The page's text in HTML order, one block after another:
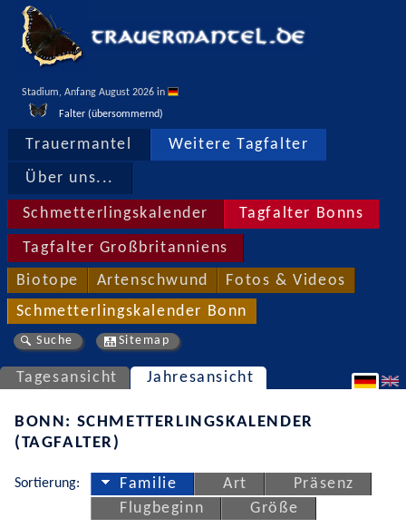
Stadium, Anfang August 2026 in
Falter (übersommernd)
Trauermantel Weitere Tagfalter
Über uns...
Schmetterlingskalender Tagfalter Bonns
Tagfalter Großbritanniens
Biotope Artenschwund Fotos & Videos
Schmetterlingskalender Bonn
Suche Sitemap
Tagesansicht Jahresansicht
BONN: SCHMETTERLINGSKALENDER
(TAGFALTER)
Sortierung: Familie Art
Präsenz
Flugbeginn
Größe